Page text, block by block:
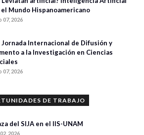
el Mundo Hispanoamericano
07, 2026
Jornada Internacional de Difusión y
a la Investigación en Ciencias
07, 2026
DE TRABAJO
del SIJA en el IIS-UNAM
2026